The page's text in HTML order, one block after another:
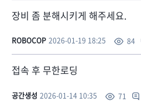
장비 좀 분해시키게 해주세요.
ROBOCOP 2026-01-19 18:25 84
접속 후 무한로딩
공간생성 2026-01-14 10:35 71